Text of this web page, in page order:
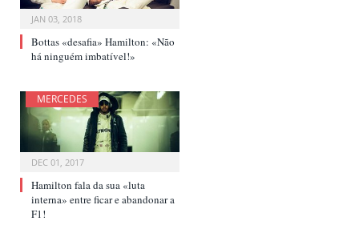
JAN 03, 2018
Bottas «desafia» Hamilton: «Não
há ninguém imbatível!»
MERCEDES
DEC 01, 2017
Hamilton fala da sua «luta
interna» entre ficar e abandonar a
F1!